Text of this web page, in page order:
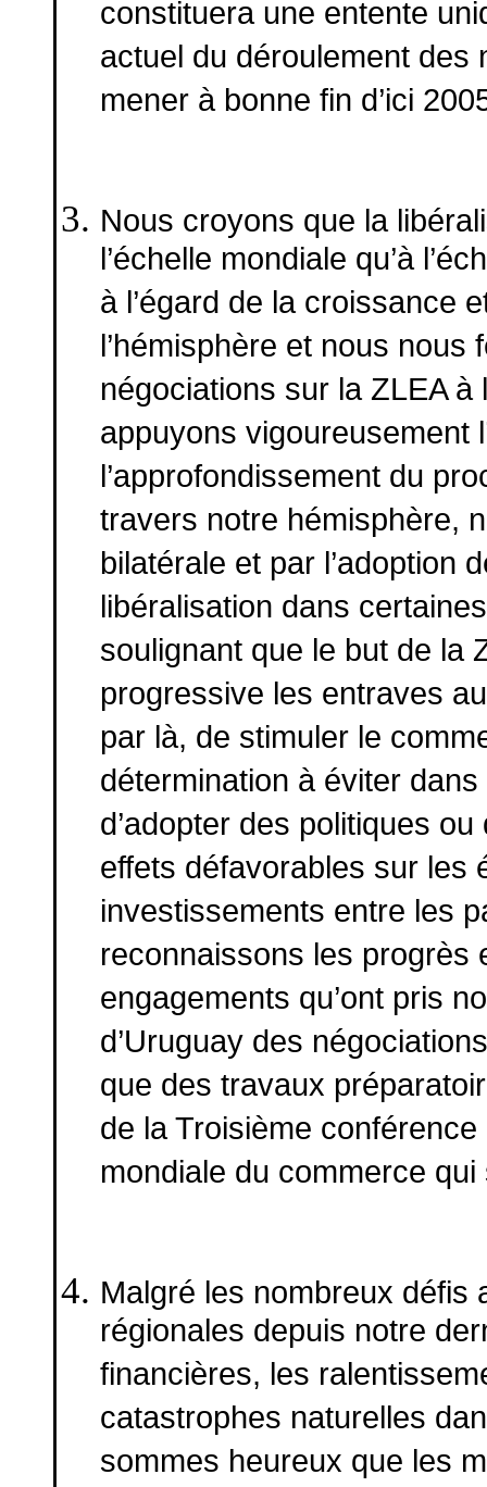
constituera une entente
actuel du déroulement
mener à bonne fin d’ici
Nous croyons que la
l’échelle mondiale qu’à
à l’égard de la croissance
l’hémisphère et nous
négociations sur la ZLEA
appuyons vigoureusement
l’approfondissement du
travers notre hémisphère,
bilatérale et par l’adoption
libéralisation dans
soulignant que le but de la
progressive les entraves
par là, de stimuler le
détermination à éviter
d’adopter des politiques
effets défavorables sur les
investissements entre les
reconnaissons les
engagements qu’ont pris
d’Uruguay des
que des travaux
de la Troisième
mondiale du commerce
Malgré les nombreux défis
régionales depuis notre
financières, les
catastrophes naturelles
sommes heureux que les